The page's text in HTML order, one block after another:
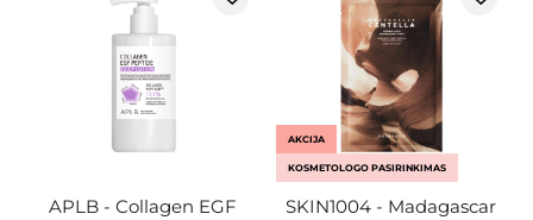
APLB - Collagen EGF
AKCIJA
KOSMETOLOGO PASIRINKIMAS
SKIN1004 - Madagascar